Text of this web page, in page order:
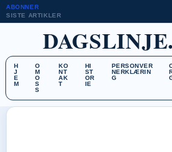
ABONNER
SISTE ARTIKLER
H
J
E
M
O
M
O
S
S
KO
NT
AK
T
HI
ST
OR
IE
PERSONVER
NERKLÆRIN
G